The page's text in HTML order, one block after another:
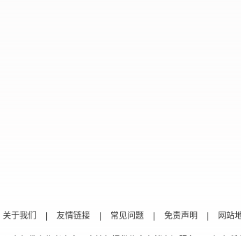
关于我们 友情链接 常见问题 免责声明 网站